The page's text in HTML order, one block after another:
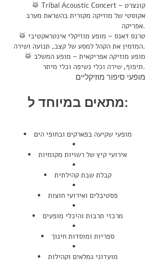
🥁 Tribal Acoustic Concert – קונצרט
אקוסטי של מוזיקה מקורית בהשראת מערב
אפריקה.
🥁 טרנס דאנס – מופע מוזיקלי אינטראקטיבי
המזמין את הקהל למסע של קצב, תנועה ושירה.
🥁 מופע מוזיקה אפריקאית – מופע המשלב
תיפוף, שירה וכלי נשיפה וכלי מיתר.
מופעי סיפור מוזיקליים
מתאים במיוחד ל:
מופעי שקיעה בפארקים ובחופי הים
אירועי קיץ של רשויות מקומיות
קבלת שבת קהילתית
פסטיבלים ואירועי חוצות
מרכזי תרבות והיכלי מופעים
ספריות ומוסדות חינוך
מועדוני גמלאים וקהילות